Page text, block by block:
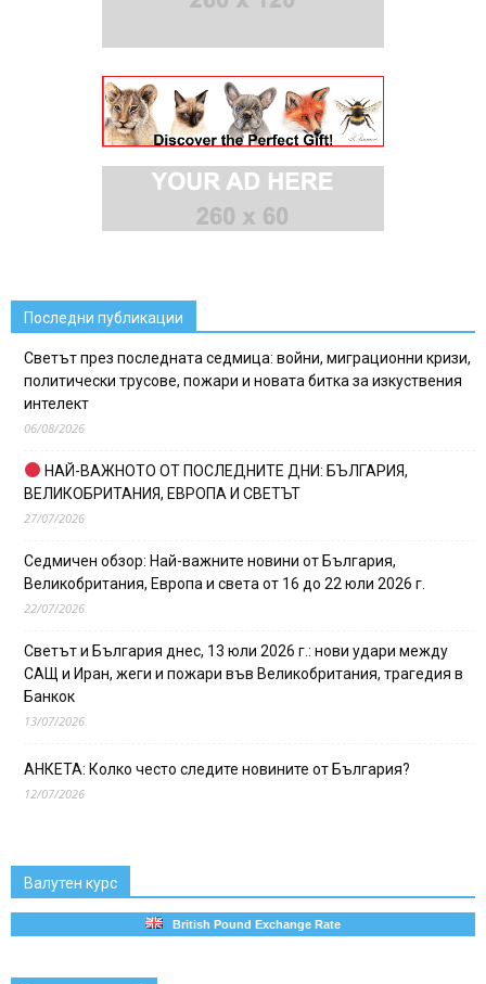
Последни публикации
Светът през последната седмица: войни, миграционни кризи,
политически трусове, пожари и новата битка за изкуствения
интелект
06/08/2026
НАЙ-ВАЖНОТО ОТ ПОСЛЕДНИТЕ ДНИ: БЪЛГАРИЯ,
ВЕЛИКОБРИТАНИЯ, ЕВРОПА И СВЕТЪТ
27/07/2026
Седмичен обзор: Най-важните новини от България,
Великобритания, Европа и света от 16 до 22 юли 2026 г.
22/07/2026
Светът и България днес, 13 юли 2026 г.: нови удари между
САЩ и Иран, жеги и пожари във Великобритания, трагедия в
Банкок
13/07/2026
АНКЕТА: Колко често следите новините от България?
12/07/2026
Валутен курс
British Pound Exchange Rate